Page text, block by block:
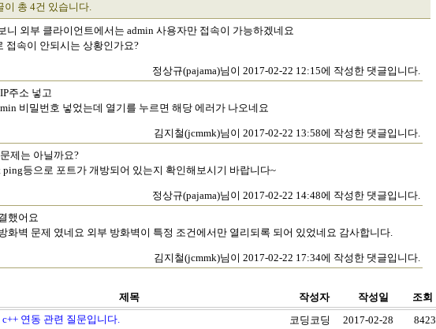
이 총 4건 있습니다.
니 외부 클라이언트에서는 admin 사용자만 접속이 가능하겠네요
접속이 안되시는 상황인가요?
정상규(pajama)님이 2017-02-22 12:15에 작성한 댓글입니다.
주소 넣고
비밀번호 넣었는데 열기를 누르면 해당 에러가 나오네요
김지철(jcmmk)님이 2017-02-22 13:58에 작성한 댓글입니다.
제는 아닐까요?
ping등으로 포트가 개방되어 있는지 확인해보시기 바랍니다~
정상규(pajama)님이 2017-02-22 14:48에 작성한 댓글입니다.
했어요
화벽 문제 였네요 외부 방화벽이 특정 조건에서만 열리되록 되어 있었네요 감사합니다.
김지철(jcmmk)님이 2017-02-22 17:34에 작성한 댓글입니다.
제목 작성자 작성일
조회
c++ 연동 관련 질문입니다. 코딩코딩 2017-02-28 8423